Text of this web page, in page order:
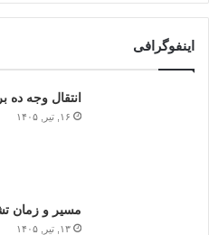
اینفوگرافی
انتقال وجه ده
۱۶, تیر, ۱۴۰۵
مسیر و زمان
۱۳, تیر, ۱۴۰۵